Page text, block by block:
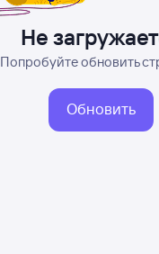
Не
Попробуйте обновить
Обновить